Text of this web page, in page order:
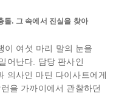
돌. 그 속에서 진실을 찾아
이 여섯 마리 말의 눈을
어난다. 담당 판사인
의사인 마틴 다이사트에게
을 가까이에서 관찰하던